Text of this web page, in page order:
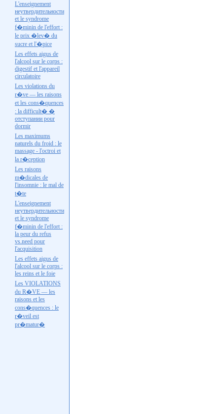
L'enseignement
неутвердительности
et le syndrome
f�minin de l'effort :
le prix �lev� du
sucre et l'�pice
Les effets aigus de
l'alcool sur le corps :
digestif et l'appareil
circulatoire
Les violations du
r�ve — les raisons
et les cons�quences
: la difficult� �
отступании pour
dormir
Les maximums
naturels du froid : le
massage - l'octroi et
la r�ception
Les raisons
m�dicales de
l'insomnie : le mal de
t�te
L'enseignement
неутвердительности
et le syndrome
f�minin de l'effort :
la peur du refus
vs.need pour
l'acquisition
Les effets aigus de
l'alcool sur le corps :
les reins et le foie
Les VIOLATIONS
du R�VE — les
raisons et les
cons�quences : le
r�veil est
pr�matur�